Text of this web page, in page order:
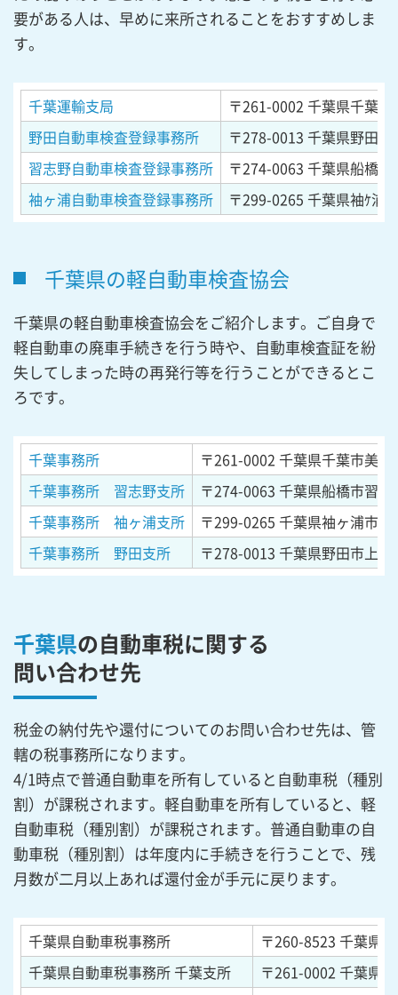
要がある人は、早めに来所されることをおすすめしま
す。
千葉運輸支局 〒261-0002 千葉県千葉
野田自動車検査登録事務所
〒278-0013 千葉県野田
習志野自動車検査登録事務所
〒274-0063 千葉県船橋
袖ヶ浦自動車検査登録事務所
〒299-0265 千葉県袖ｹ浦
千葉県の軽自動車検査協会
千葉県の軽自動車検査協会をご紹介します。ご自身で
軽自動車の廃車手続きを行う時や、自動車検査証を紛
失してしまった時の再発行等を行うことができるとこ
ろです。
千葉事務所 〒261-0002 千葉県千葉市美
千葉事務所 習志野支所
〒274-0063 千葉県船橋市習
千葉事務所 袖ヶ浦支所
〒299-0265 千葉県袖ヶ浦市
千葉事務所 野田支所
〒278-0013 千葉県野田市上
千葉県の自動車税に関する
問い合わせ先
税金の納付先や還付についてのお問い合わせ先は、管
轄の税事務所になります。
4/1時点で普通自動車を所有していると自動車税（種別
割）が課税されます。軽自動車を所有していると、軽
自動車税（種別割）が課税されます。普通自動車の自
動車税（種別割）は年度内に手続きを行うことで、残
月数が二月以上あれば還付金が手元に戻ります。
千葉県自動車税事務所 〒260-8523 千葉県
千葉県自動車税事務所 千葉支所
〒261-0002 千葉県